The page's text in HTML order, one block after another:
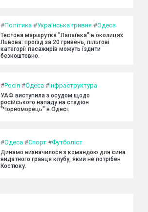
#Політика #Українська гривня #Одеса
Тестова маршрутка "Лапаївка" в околицях
Львова: проїзд за 20 гривень, пільгові
категорії пасажирів можуть їздити
безкоштовно.
#Росія #Одеса #Інфраструктура
УАФ виступила з осудом щодо
російського нападу на стадіон
"Чорноморець" в Одесі.
#Одеса #Спорт #Футболіст
Динамо визначилося з командою для сина
видатного гравця клубу, який не потрібен
Костюку.